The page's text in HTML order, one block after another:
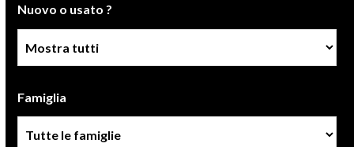
Nuovo o usato ?
Famiglia